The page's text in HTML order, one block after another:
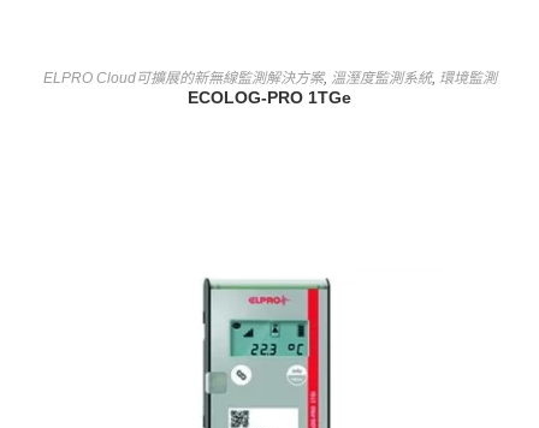
查看內容
ELPRO Cloud可擴展的新無線監測解決方案, 溫溼度監測系統, 環境監測
ECOLOG-PRO 1TGe